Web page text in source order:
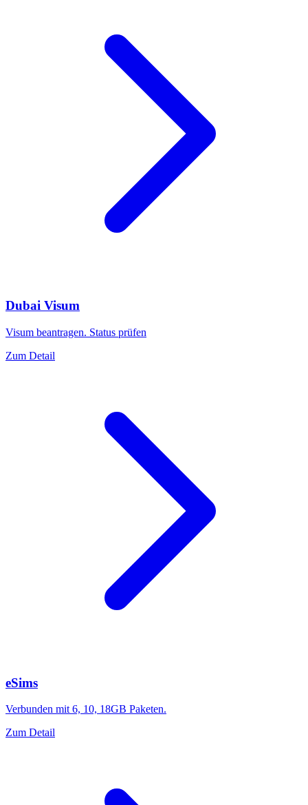
Dubai Visum
Visum beantragen. Status prüfen
Zum Detail
eSims
Verbunden mit 6, 10, 18GB Paketen.
Zum Detail